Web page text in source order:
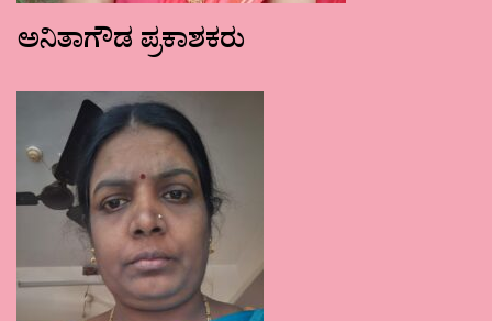
ಅನಿತಾಗೌಡ ಪ್ರಕಾಶಕರು